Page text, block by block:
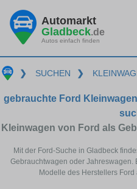
Automarkt
Gladbeck.de
Autos einfach finden
❯ SUCHEN ❯
gebrauchte Ford
Kleinwagen von Ford als
Mit der Ford-Suche in Gladbeck
Gebrauchtwagen oder
Modelle des Herstellers